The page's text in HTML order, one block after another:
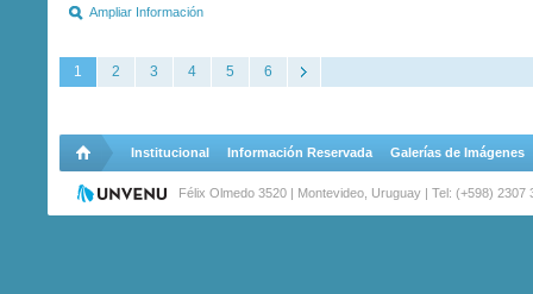
Ampliar Información
1 2 3 4 5 6
Institucional Información Reservada Galerías de Imágenes
Félix Olmedo 3520 | Montevideo, Uruguay | Tel: (+598)